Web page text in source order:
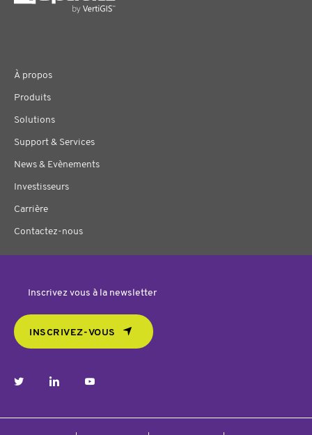
À propos
Produits
Solutions
Support & Services
News & Evènements
Investisseurs
Carrière
Contactez-nous
Inscrivez vous à la newsletter
INSCRIVEZ-VOUS